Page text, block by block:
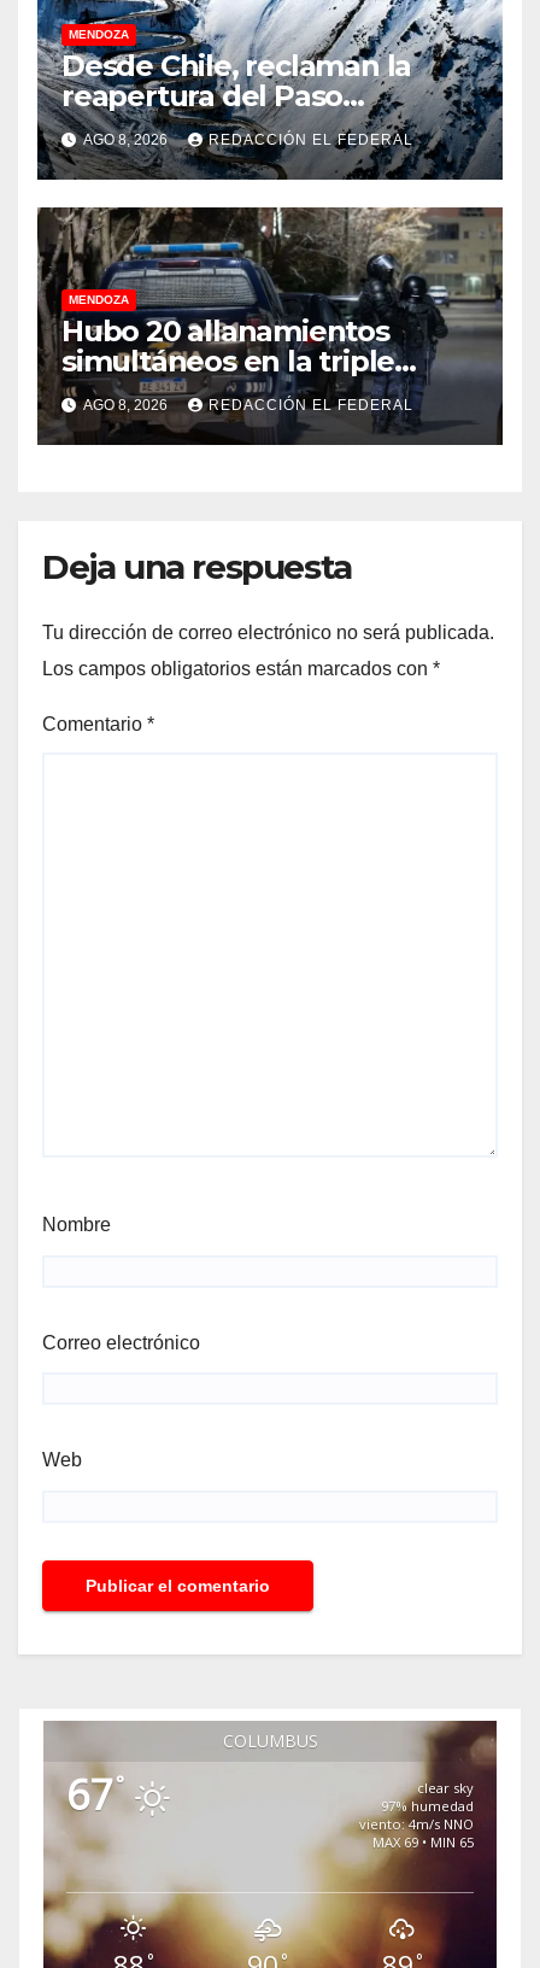
MENDOZA
Desde Chile, reclaman la
reapertura del Paso
Internacional Los
Libertadores: pérdidas
millonarias
AGO 8, 2026 REDACCIÓN EL FEDERAL
MENDOZA
Hubo 20 allanamientos
simultáneos en la triple
frontera de Luján, Maipú y
Godoy Cruz
AGO 8, 2026 REDACCIÓN EL FEDERAL
Deja una respuesta
Tu dirección de correo electrónico no será publicada.
Los campos obligatorios están marcados con *
Comentario *
Nombre
Correo electrónico
Web
COLUMBUS
67°
clear sky
97% humedad
viento: 4m/s NNO
MAX 69 • MIN 65
° ° °